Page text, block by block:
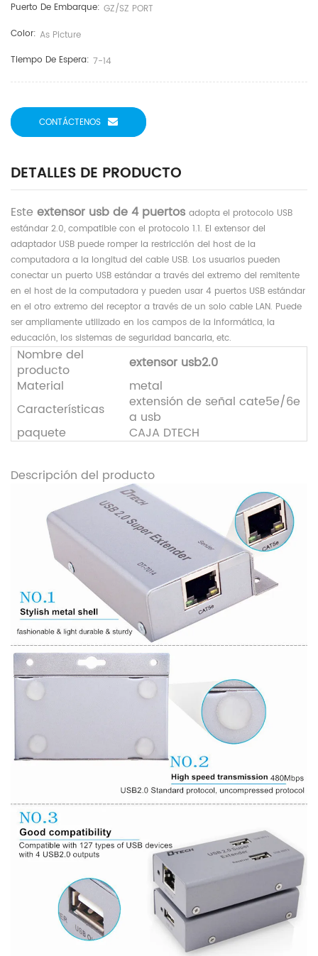
Puerto De Embarque: GZ/SZ PORT
Color: As Picture
Tiempo De Espera: 7-14
CONTÁCTENOS
DETALLES DE PRODUCTO
Este extensor usb de 4 puertos adopta el protocolo USB
estándar 2.0, compatible con el protocolo 1.1. El extensor del
adaptador USB puede romper la restricción del host de la
computadora a la longitud del cable USB. Los usuarios pueden
conectar un puerto USB estándar a través del extremo del remitente
en el host de la computadora y pueden usar 4 puertos USB estándar
en el otro extremo del receptor a través de un solo cable LAN. Puede
ser ampliamente utilizado en los campos de la informática, la
educación, los sistemas de seguridad bancaria, etc.
Nombre del
producto
extensor usb2.0
Material
metal
Características
extensión de señal cate5e/6e
a usb
paquete
CAJA DTECH
Descripción del producto